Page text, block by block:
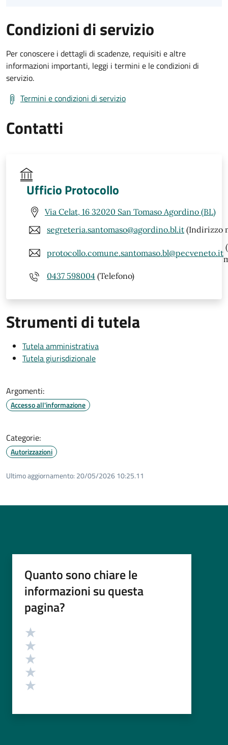
Condizioni di servizio
Per conoscere i dettagli di scadenze, requisiti e altre
informazioni importanti, leggi i termini e le condizioni di
servizio.
Termini e condizioni di servizio
Contatti
Ufficio Protocollo
Via Celat, 16 32020 San Tomaso Agordino (BL)
segreteria.santomaso@agordino.bl.it (Indirizzo
protocollo.comune.santomaso.bl@pecveneto.it
0437 598004 (Telefono)
Strumenti di tutela
Tutela amministrativa
Tutela giurisdizionale
Argomenti:
Accesso all'informazione
Categorie:
Autorizzazioni
Ultimo aggiornamento: 20/05/2026 10:25.11
Quanto sono chiare le
informazioni su questa
pagina?
Valutazione